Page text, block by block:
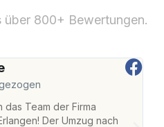
über 800+ Bewertungen.
das Team der Firma
Der Umzug nach